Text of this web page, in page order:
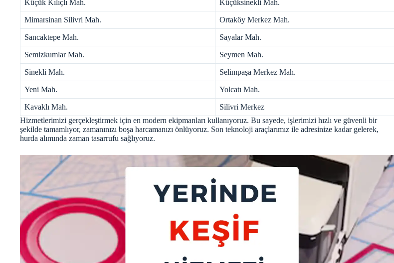
Küçük Kılıçlı Mah. Küçüksinekli Mah.
Mimarsinan Silivri Mah. Ortaköy Merkez Mah.
Sancaktepe Mah. Sayalar Mah.
Semizkumlar Mah. Seymen Mah.
Sinekli Mah. Selimpaşa Merkez Mah.
Yeni Mah. Yolcatı Mah.
Kavaklı Mah.
Silivri Merkez
Hizmetlerimizi gerçekleştirmek için en modern ekipmanları kullanıyoruz. Bu sayede, işlerimizi hızlı ve güvenli bir
şekilde tamamlıyor, zamanınızı boşa harcamanızı önlüyoruz. Son teknoloji araçlarımız ile adresinize kadar gelerek,
hurda alımında zaman tasarrufu sağlıyoruz.